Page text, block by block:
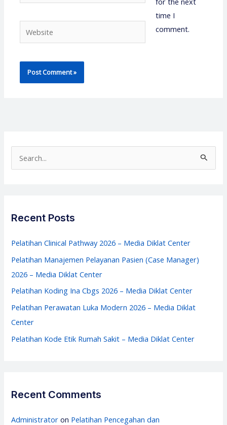
Website
time I
comment.
e
f
o
r
Recent Posts
Pelatihan Clinical Pathway 2026 – Media Diklat Center
Pelatihan Manajemen Pelayanan Pasien (Case Manager)
2026 – Media Diklat Center
Pelatihan Koding Ina Cbgs 2026 – Media Diklat Center
Pelatihan Perawatan Luka Modern 2026 – Media Diklat
Center
Pelatihan Kode Etik Rumah Sakit – Media Diklat Center
Recent Comments
Administrator on Pelatihan Pencegahan dan